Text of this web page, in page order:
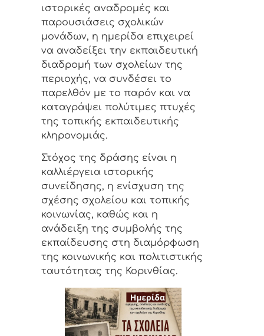
ιστορικές αναδρομές και
παρουσιάσεις σχολικών
μονάδων, η ημερίδα επιχειρεί
να αναδείξει την εκπαιδευτική
διαδρομή των σχολείων της
περιοχής, να συνδέσει το
παρελθόν με το παρόν και να
καταγράψει πολύτιμες πτυχές
της τοπικής εκπαιδευτικής
κληρονομιάς.
Στόχος της δράσης είναι η
καλλιέργεια ιστορικής
συνείδησης, η ενίσχυση της
σχέσης σχολείου και τοπικής
κοινωνίας, καθώς και η
ανάδειξη της συμβολής της
εκπαίδευσης στη διαμόρφωση
της κοινωνικής και πολιτιστικής
ταυτότητας της Κορινθίας.